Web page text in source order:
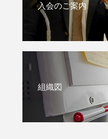
入会のご案内
組織図